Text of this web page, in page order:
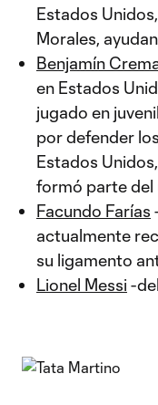
Estados
Morales,
Benjamín
en Estados
jugado en
por defender
Estados
formó parte del
Facundo Farías
actualmente
su ligamento
Lionel Messi -